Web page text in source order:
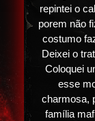
repintei o
porem não
costumo
Deixei o
Coloquei
esse
charmosa,
família